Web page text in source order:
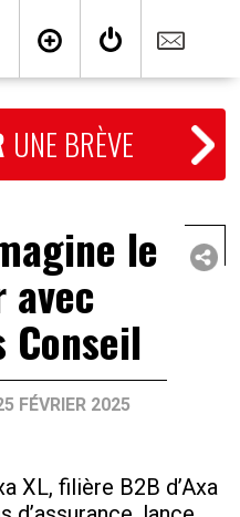
UNE BRÈVE
le
FÉVRIER 2025
XL, filière B2B d’Axa